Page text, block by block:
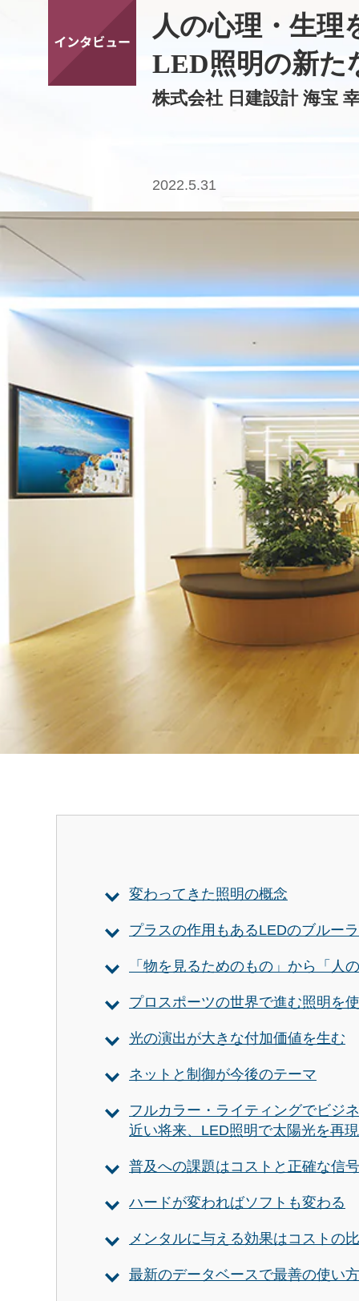
人の心理・生理
LED照明の新た
株式会社 日建設計 海宝
2022.5.31
変わってきた照明の概念
プラスの作用もあるLEDのブルー
「物を見るためのもの」から「人
プロスポーツの世界で進む照明を
光の演出が大きな付加価値を生む
ネットと制御が今後のテーマ
フルカラー・ライティングでビジ
近い将来、LED照明で太陽光を再
普及への課題はコストと正確な信
ハードが変わればソフトも変わる
メンタルに与える効果はコストの
最新のデータベースで最善の使い